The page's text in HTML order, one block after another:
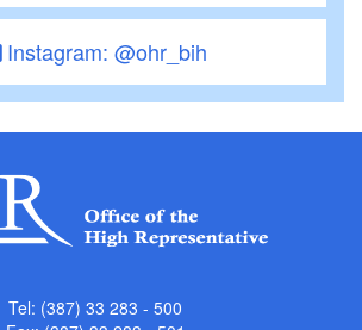
Instagram: @ohr_bih
Tel: (387) 33 283 - 500